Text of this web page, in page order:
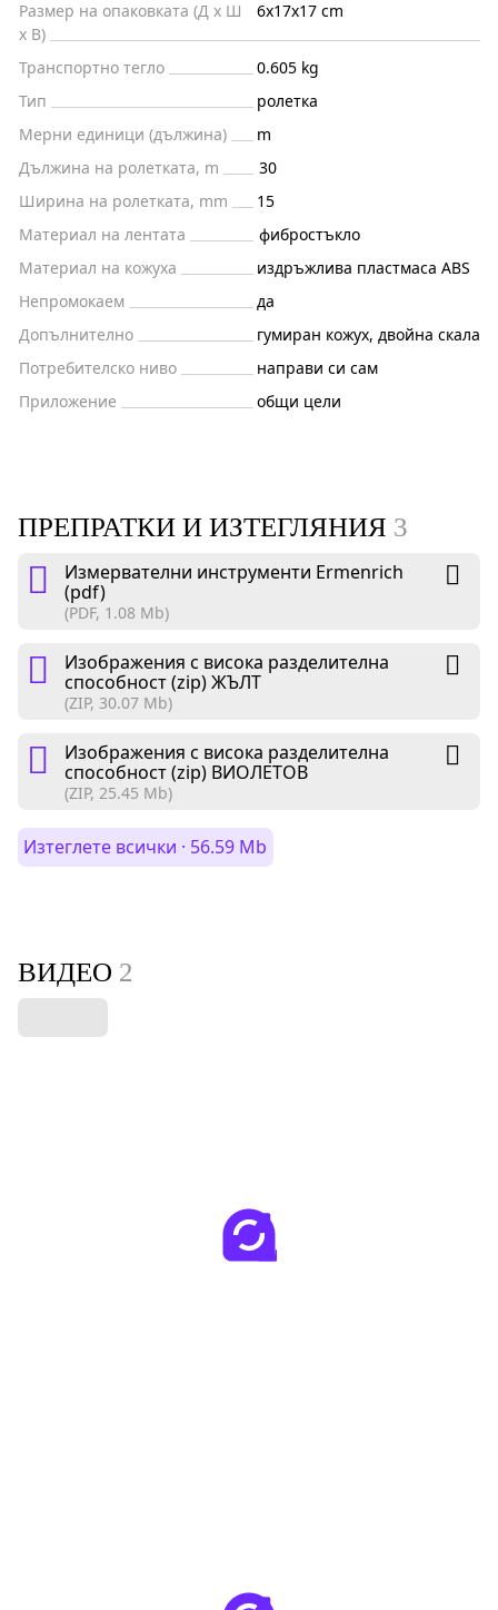
Размер на опаковката (Д x Ш
x В)
6x17x17 cm
Транспортно тегло
0.605 kg
Тип
ролетка
Мерни единици (дължина)
m
Дължина на ролетката, m
30
Ширина на ролетката, mm
15
Материал на лентата
фибростъкло
Материал на кожуха
издръжлива пластмаса ABS
Непромокаем
да
Допълнително
гумиран кожух, двойна скала
Потребителско ниво
направи си сам
Приложение
общи цели
ПРЕПРАТКИ И ИЗТЕГЛЯНИЯ 3
Измервателни инструменти Ermenrich
(pdf)
(PDF, 1.08 Mb)
Изображения с висока разделителна
способност (zip) ЖЪЛТ
(ZIP, 30.07 Mb)
Изображения с висока разделителна
способност (zip) ВИОЛЕТОВ
(ZIP, 25.45 Mb)
Изтеглете всички · 56.59 Mb
ВИДЕО 2